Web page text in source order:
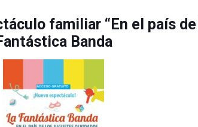
familiar “En el país
Banda